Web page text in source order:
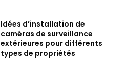
Idées d’installation de
caméras de surveillance
extérieures pour différents
types de propriétés